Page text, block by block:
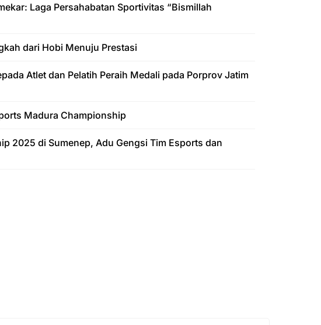
Laga Persahabatan Sportivitas “Bismillah
dari Hobi Menuju Prestasi
Atlet dan Pelatih Peraih Medali pada Porprov Jatim
Madura Championship
2025 di Sumenep, Adu Gengsi Tim Esports dan